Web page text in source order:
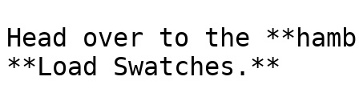
Head over to the
**Load Swatches.**